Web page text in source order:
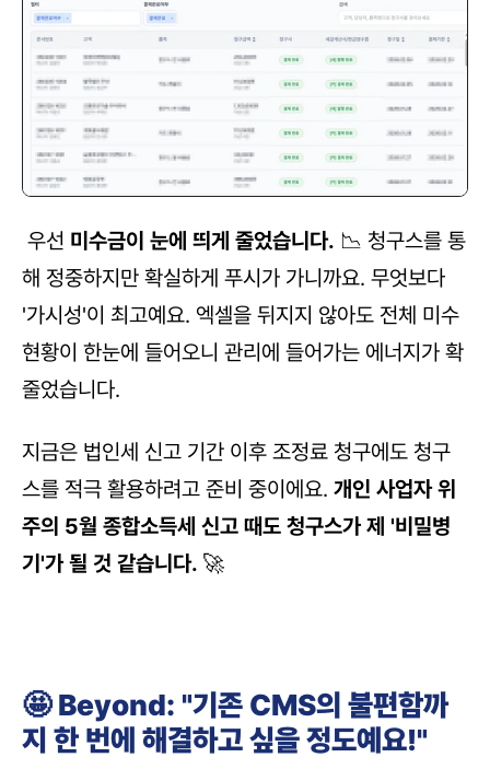
우선 미수금이 눈에 띄게 줄었습니다. 📉 청구스를 통
해 정중하지만 확실하게 푸시가 가니까요. 무엇보다
'가시성'이 최고예요. 엑셀을 뒤지지 않아도 전체 미수
현황이 한눈에 들어오니 관리에 들어가는 에너지가 확
줄었습니다.
지금은 법인세 신고 기간 이후 조정료 청구에도 청구
스를 적극 활용하려고 준비 중이에요. 개인 사업자 위
주의 5월 종합소득세 신고 때도 청구스가 제 '비밀병
기'가 될 것 같습니다. 🚀
🤩 Beyond: "기존 CMS의 불편함까
지 한 번에 해결하고 싶을 정도예요!"